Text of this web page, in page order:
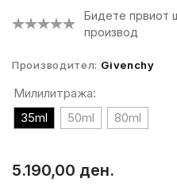
Бидете првиот
производ
Производител: Givenchy
Милилитража:
35ml
50ml 80ml
5.190,00 ден.